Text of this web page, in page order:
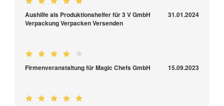
Aushilfe als Produktionshelfer für 3 V GmbH
Verpackung Verpacken Versenden
31.01.2024
Firmenveranstaltung für Magic Chefs GmbH 15.09.2023